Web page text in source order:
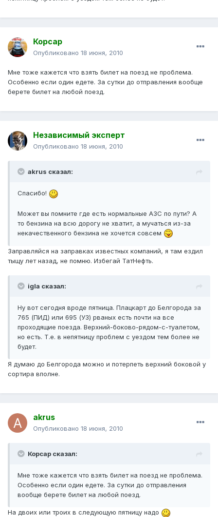
Корсар
Опубликовано 18 июня, 2010
Мне тоже кажется что взять билет на поезд не проблема.
Особенно если один едете. За сутки до отправления вообще
берете билет на любой поезд.
Независимый эксперт
Опубликовано 18 июня, 2010
akrus сказал:
Спасибо!
Может вы помните где есть нормальные АЗС по пути? А
то бензина на всю дорогу не хватит, а мучаться из-за
некачественного бензина не хочется совсем
Заправляйся на заправках известных компаний, я там ездил
тыщу лет назад, не помню. Избегай ТатНефть.
igla сказал:
Ну вот сегодня вроде пятница. Плацкарт до Белгорода за
765 (ПИД) или 695 (УЗ) рваных есть почти на все
проходящие поезда. Верхний-боково-рядом-с-туалетом,
но есть. Т.е. в непятницу проблем с уездом тем более не
будет.
Я думаю до Белгорода можно и потерпеть верхний боковой у
сортира вполне.
akrus
Опубликовано 18 июня, 2010
Корсар сказал:
Мне тоже кажется что взять билет на поезд не проблема.
Особенно если один едете. За сутки до отправления
вообще берете билет на любой поезд.
На двоих или троих в следующую пятницу надо